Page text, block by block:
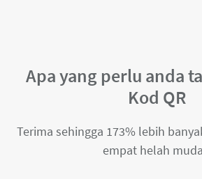
Apa yang perlu anda
Kod QR
Terima sehingga 173% lebih
empat helah